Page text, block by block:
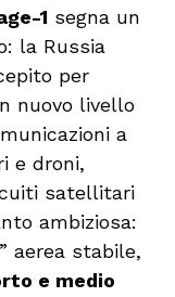
1 segna un
la Russia
per
nuovo livello
a
e droni,
satellitari
ambiziosa:
aerea stabile,
e medio